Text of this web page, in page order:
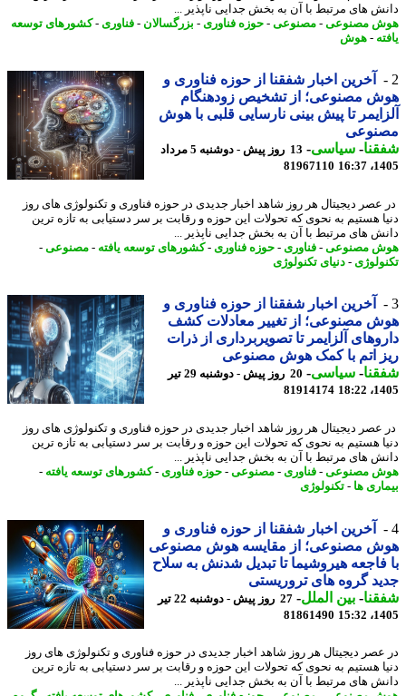
های مرتبط با آن به بخش جدایی ناپذیر ...
مصنوعی-مصنوعی-حوزه فناوری- بزرگسالان-فناوری- کشورهای توسعه
-هوش
آخرین اخبار شفقنا از حوزه فناوری و
مصنوعی؛ از تشخیص زودهنگام
تا پیش بینی نارسایی قلبی با هوش
-سیاسی-
13 روز پیش - دوشنبه 5 مرداد
81967110
دیجیتال هر روز شاهد اخبار جدیدی در حوزه فناوری و تکنولوژی های روز
هستیم به نحوی که تحولات این حوزه و رقابت بر سر دستیابی به تازه ترین
های مرتبط با آن به بخش جدایی ناپذیر ...
مصنوعی-فناوری- حوزه فناوری- کشورهای توسعه یافته -مصنوعی-
-دنیای تکنولوژی
آخرین اخبار شفقنا از حوزه فناوری و
مصنوعی؛ از تغییر معادلات کشف
آلزایمر تا تصویربرداری از ذرات
اتم با کمک هوش مصنوعی
-سیاسی-
20 روز پیش - دوشنبه 29 تیر
81914174
دیجیتال هر روز شاهد اخبار جدیدی در حوزه فناوری و تکنولوژی های روز
هستیم به نحوی که تحولات این حوزه و رقابت بر سر دستیابی به تازه ترین
های مرتبط با آن به بخش جدایی ناپذیر ...
مصنوعی-فناوری- مصنوعی-حوزه فناوری- کشورهای توسعه یافته -
ها - تکنولوژی
آخرین اخبار شفقنا از حوزه فناوری و
مصنوعی؛ از مقایسه هوش مصنوعی
فاجعه هیروشیما تا تبدیل شدنش به سلاح
گروه های تروریستی
-بین الملل-
27 روز پیش - دوشنبه 22 تیر
81861490
دیجیتال هر روز شاهد اخبار جدیدی در حوزه فناوری و تکنولوژی های روز
هستیم به نحوی که تحولات این حوزه و رقابت بر سر دستیابی به تازه ترین
های مرتبط با آن به بخش جدایی ناپذیر ...